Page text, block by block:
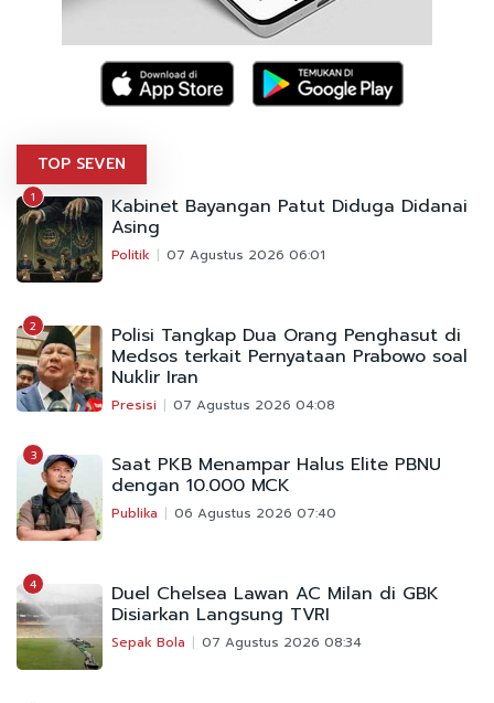
TOP SEVEN
1 Kabinet Bayangan Patut Diduga Didanai
Asing
Politik 07 Agustus 2026 06:01
2 Polisi Tangkap Dua Orang Penghasut di
Medsos terkait Pernyataan Prabowo soal
Nuklir Iran
Presisi 07 Agustus 2026 04:08
3 Saat PKB Menampar Halus Elite PBNU
dengan 10.000 MCK
Publika 06 Agustus 2026 07:40
4 Duel Chelsea Lawan AC Milan di GBK
Disiarkan Langsung TVRI
Sepak Bola 07 Agustus 2026 08:34